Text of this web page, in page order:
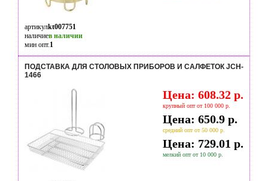
артикулkt007751
наличиев наличии
мин опт.1
ПОДСТАВКА ДЛЯ СТОЛОВЫХ ПРИБОРОВ И САЛФЕТОК JCH-
1466
Цена: 608.32 р.
крупный опт от 100 000 р.
Цена: 650.9 р.
средний опт от 50 000 р.
Цена: 729.01 р.
мелкий опт от 10 000 р.